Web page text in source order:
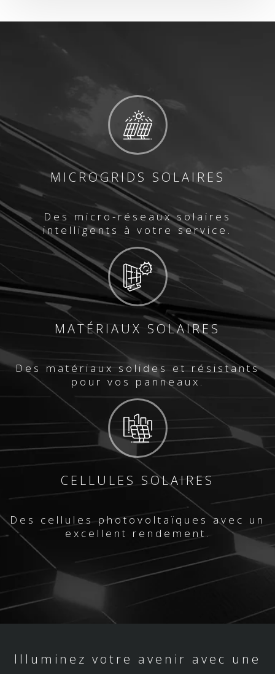
MICROGRIDS SOLAIRES
Des micro-réseaux solaires
intelligents à votre service.
MATÉRIAUX SOLAIRES
Des matériaux solides et résistants
pour vos panneaux.
CELLULES SOLAIRES
Des cellules photovoltaïques avec un
excellent rendement.
Illuminez votre avenir avec une